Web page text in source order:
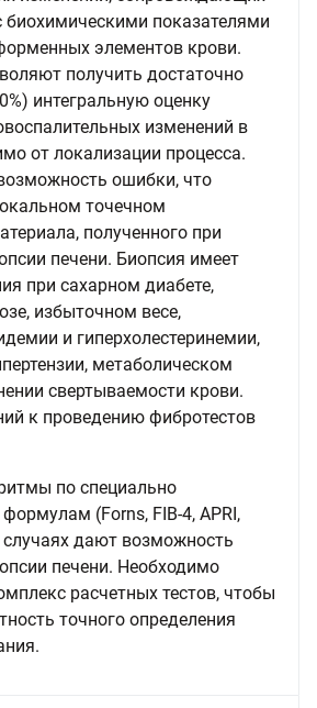
биохимическими показателями
элементов крови.
получить достаточно
интегральную оценку
изменений в
от локализации процесса.
ошибки, что
точечном
полученного при
печени. Биопсия имеет
при сахарном диабете,
избыточном весе,
и гиперхолестеринемии,
метаболическом
свертываемости крови.
к проведению фибротестов
по специально
(Forns, FIB-4, APRI,
дают возможность
печени. Необходимо
расчетных тестов, чтобы
точного определения